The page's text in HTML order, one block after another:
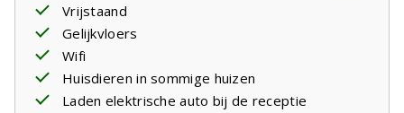
Vrijstaand
Gelijkvloers
Wifi
Huisdieren in sommige huizen
Laden elektrische auto bij de receptie